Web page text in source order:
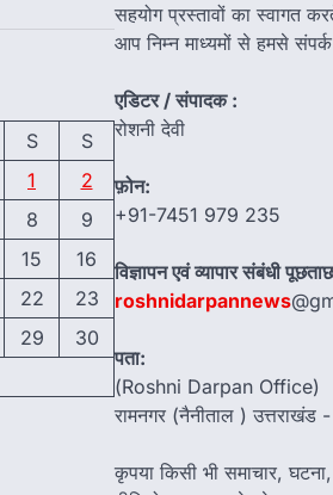
S
S
1
2
8
9
15
16
22
23
29
30
सहयोग प्रस्तावों का स्वागत
आप निम्न माध्यमों से हमसे
एडिटर / संपादक :
रोशनी देवी
फ़ोन:
+91-7451 979 235
विज्ञापन एवं व्यापार संबंधी
roshnidarpannews
पता:
(Roshni Darpan Office)
रामनगर (नैनीताल )
कृपया किसी भी समाचार,